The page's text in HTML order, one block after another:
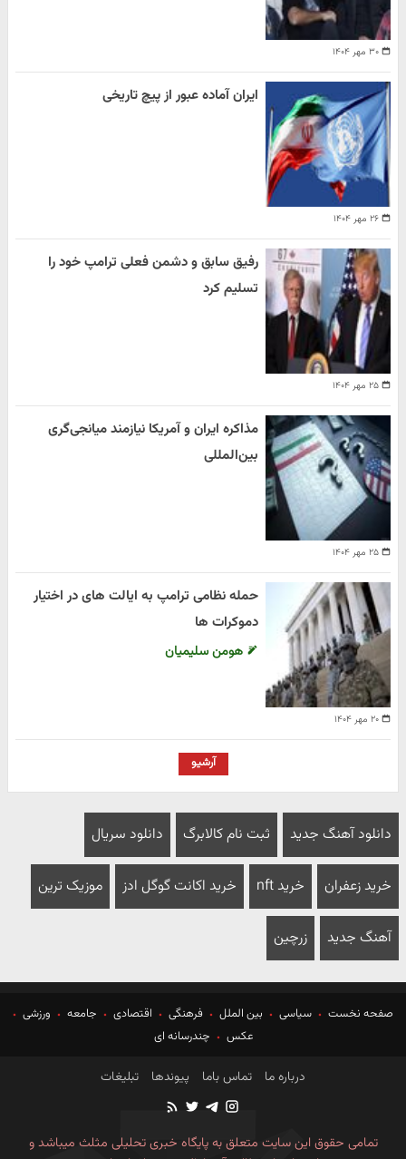
۳۰ مهر ۱۴۰۴
۲۶ مهر ۱۴۰۴
ایران آماده عبور از پیچ تاریخی
۲۵ مهر ۱۴۰۴
رفیق سابق و دشمن فعلی ترامپ خود را
تسلیم کرد
۲۵ مهر ۱۴۰۴
مذاکره ایران و آمریکا نیازمند میانجی‌گری
بین‌المللی
۲۰ مهر ۱۴۰۴
حمله نظامی ترامپ به ایالت های در اختیار
دموکرات ها
هومن سلیمیان
آرشیو
دانلود آهنگ جدید ثبت نام کالابرگ دانلود سریال
خرید زعفران خرید nft خرید اکانت گوگل ادز موزیک ترین
آهنگ جدید زرچین
صفحه نخست سیاسی بین الملل فرهنگی اقتصادی جامعه
ورزشی
عکس
چندرسانه ای
درباره ما تماس باما پیوندها تبلیغات
تمامی حقوق این سایت متعلق به پایگاه خبری تحلیلی مثلث میباشد و